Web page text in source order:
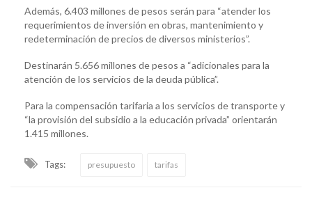
Además, 6.403 millones de pesos serán para “atender los
requerimientos de inversión en obras, mantenimiento y
redeterminación de precios de diversos ministerios”.
Destinarán 5.656 millones de pesos a “adicionales para la
atención de los servicios de la deuda pública”.
Para la compensación tarifaria a los servicios de transporte y
“la provisión del subsidio a la educación privada” orientarán
1.415 millones.
Tags: presupuesto tarifas